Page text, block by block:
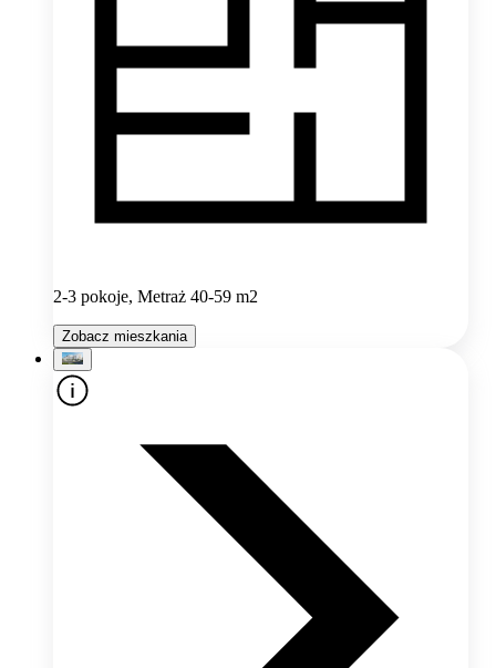
2-3 pokoje, Metraż 40-59 m2
Zobacz mieszkania